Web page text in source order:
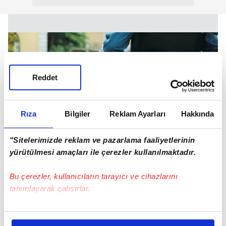
Rıza Bilgiler Reklam Ayarları Hakkında
"Sitelerimizde reklam ve pazarlama faaliyetlerinin
yürütülmesi amaçları ile çerezler kullanılmaktadır.
Bu çerezler, kullanıcıların tarayıcı ve cihazlarını
tanımlayarak çalışırlar.
Bu çerezlere izin vermeniz halinde sizlere özel
Reddet
hazırlanıyor?